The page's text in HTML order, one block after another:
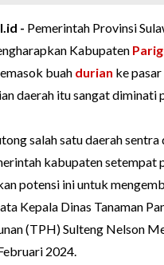
- Pemerintah Provinsi
Kabupaten
buah durian ke pasar
daerah itu sangat diminati
salah satu daerah sentra
kabupaten setempat
potensi ini untuk
Kepala Dinas Tanaman
(TPH) Sulteng Nelson
2024.